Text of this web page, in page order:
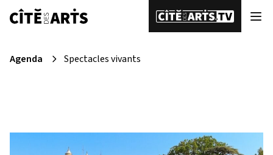
Agenda Spectacles vivants